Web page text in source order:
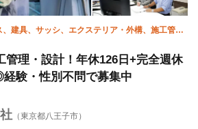
建具、サッシ、エクステリア・外構、施工管理
理・設計！年休126日+完全週休
験・性別不問で募集中
（東京都八王子市）